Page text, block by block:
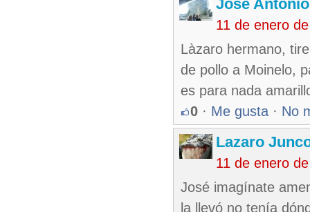
Jose
11 de enero
Làzaro hermano,
de pollo a Moinelo,
es para nada
0 · Me gusta · No
Lazaro
11 de enero
José imagínate
la llevó no tenía